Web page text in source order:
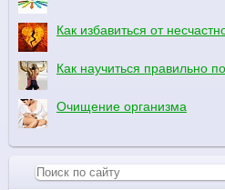
Как избавиться от
Как научиться правильно
Очищение организма